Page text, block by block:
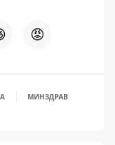
😡
МИНЗДРАВ